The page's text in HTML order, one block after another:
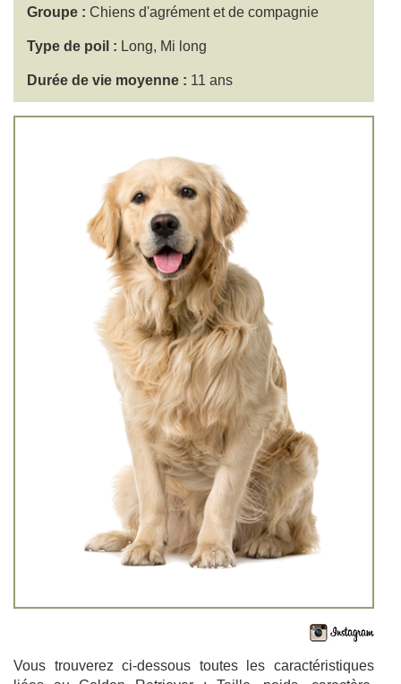
Groupe : Chiens d'agrément et de compagnie
Type de poil : Long, Mi long
Durée de vie moyenne : 11 ans
Vous trouverez ci-dessous toutes les caractéristiques